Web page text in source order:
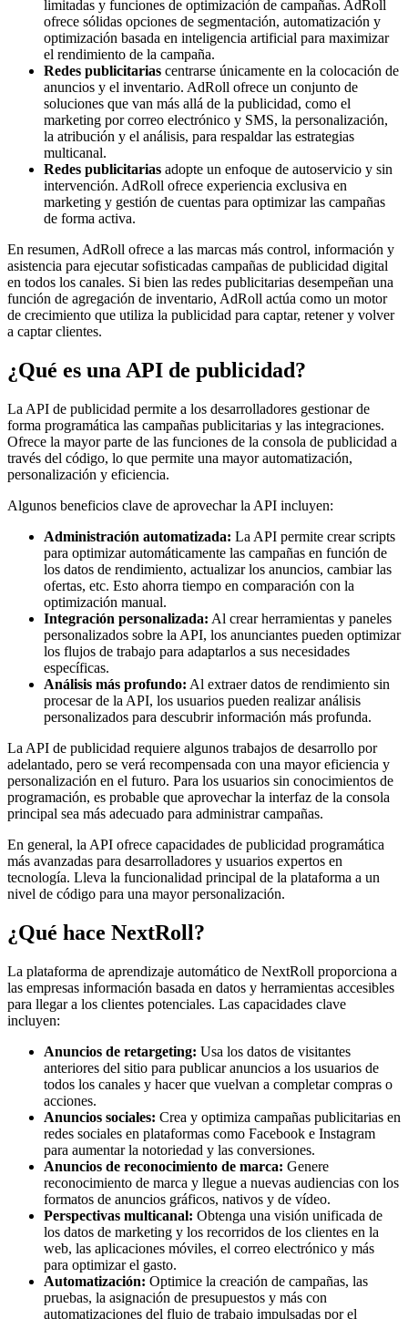
limitadas y funciones de optimización de campañas. AdRoll
ofrece sólidas opciones de segmentación, automatización y
optimización basada en inteligencia artificial para maximizar
el rendimiento de la campaña.
Redes publicitarias centrarse únicamente en la colocación de
anuncios y el inventario. AdRoll ofrece un conjunto de
soluciones que van más allá de la publicidad, como el
marketing por correo electrónico y SMS, la personalización,
la atribución y el análisis, para respaldar las estrategias
multicanal.
Redes publicitarias adopte un enfoque de autoservicio y sin
intervención. AdRoll ofrece experiencia exclusiva en
marketing y gestión de cuentas para optimizar las campañas
de forma activa.
En resumen, AdRoll ofrece a las marcas más control, información y
asistencia para ejecutar sofisticadas campañas de publicidad digital
en todos los canales. Si bien las redes publicitarias desempeñan una
función de agregación de inventario, AdRoll actúa como un motor
de crecimiento que utiliza la publicidad para captar, retener y volver
a captar clientes.
¿Qué es una API de publicidad?
La API de publicidad permite a los desarrolladores gestionar de
forma programática las campañas publicitarias y las integraciones.
Ofrece la mayor parte de las funciones de la consola de publicidad a
través del código, lo que permite una mayor automatización,
personalización y eficiencia.
Algunos beneficios clave de aprovechar la API incluyen:
Administración automatizada: La API permite crear scripts
para optimizar automáticamente las campañas en función de
los datos de rendimiento, actualizar los anuncios, cambiar las
ofertas, etc. Esto ahorra tiempo en comparación con la
optimización manual.
Integración personalizada: Al crear herramientas y paneles
personalizados sobre la API, los anunciantes pueden optimizar
los flujos de trabajo para adaptarlos a sus necesidades
específicas.
Análisis más profundo: Al extraer datos de rendimiento sin
procesar de la API, los usuarios pueden realizar análisis
personalizados para descubrir información más profunda.
La API de publicidad requiere algunos trabajos de desarrollo por
adelantado, pero se verá recompensada con una mayor eficiencia y
personalización en el futuro. Para los usuarios sin conocimientos de
programación, es probable que aprovechar la interfaz de la consola
principal sea más adecuado para administrar campañas.
En general, la API ofrece capacidades de publicidad programática
más avanzadas para desarrolladores y usuarios expertos en
tecnología. Lleva la funcionalidad principal de la plataforma a un
nivel de código para una mayor personalización.
¿Qué hace NextRoll?
La plataforma de aprendizaje automático de NextRoll proporciona a
las empresas información basada en datos y herramientas accesibles
para llegar a los clientes potenciales. Las capacidades clave
incluyen:
Anuncios de retargeting: Usa los datos de visitantes
anteriores del sitio para publicar anuncios a los usuarios de
todos los canales y hacer que vuelvan a completar compras o
acciones.
Anuncios sociales: Crea y optimiza campañas publicitarias en
redes sociales en plataformas como Facebook e Instagram
para aumentar la notoriedad y las conversiones.
Anuncios de reconocimiento de marca: Genere
reconocimiento de marca y llegue a nuevas audiencias con los
formatos de anuncios gráficos, nativos y de vídeo.
Perspectivas multicanal: Obtenga una visión unificada de
los datos de marketing y los recorridos de los clientes en la
web, las aplicaciones móviles, el correo electrónico y más
para optimizar el gasto.
Automatización: Optimice la creación de campañas, las
pruebas, la asignación de presupuestos y más con
automatizaciones del flujo de trabajo impulsadas por el